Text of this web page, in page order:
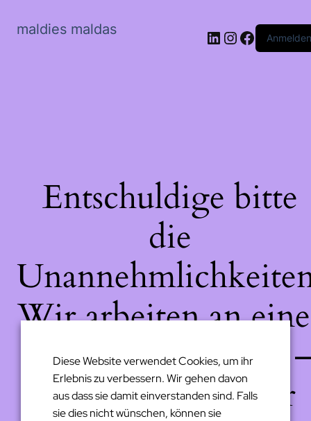
maldies maldas LinkedIn
Instagram
Anmelden
Entschuldige bitte
die
Wir arbeiten an
großartigen Sache
schau bald wieder
Diese Website verwendet Cookies, um ihr
Erlebnis zu verbessern. Wir gehen davon
aus dass sie damit einverstanden sind. Falls
sie dies nicht wünschen, können sie